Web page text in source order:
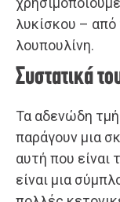
λυκίσκου –
λουπουλίνη.
Συστατικά
Τα αδενώδη
παράγουν μια
αυτή που είναι
είναι μια